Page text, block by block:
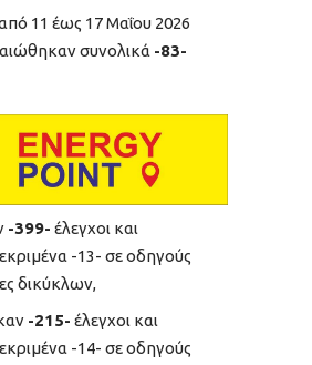
11 έως 17 Μαΐου 2026
συνολικά -83-
-399- έλεγχοι και
-13- σε οδηγούς
δικύκλων,
-215- έλεγχοι και
-14- σε οδηγούς